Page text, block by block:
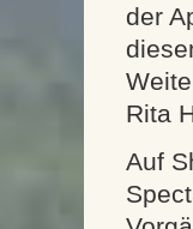
der
Rita
Auf